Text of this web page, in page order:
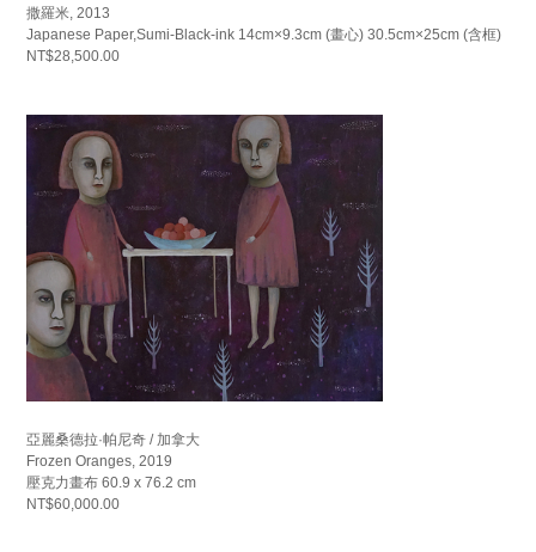
撒羅米, 2013
Japanese Paper,Sumi-Black-ink 14cm×9.3cm (畫心) 30.5cm×25cm (含框)
NT$28,500.00
亞麗桑德拉·帕尼奇 / 加拿大
Frozen Oranges, 2019
壓克力畫布 60.9 x 76.2 cm
NT$60,000.00